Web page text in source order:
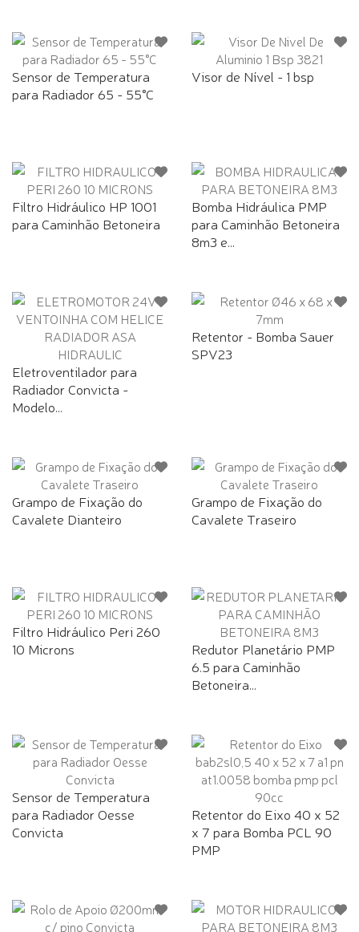
Sensor de Temperatura
para Radiador 65 - 55°C
Visor de Nível - 1 bsp
Filtro Hidráulico HP 1001
para Caminhão Betoneira
Bomba Hidráulica PMP
para Caminhão Betoneira
8m3 e...
Eletroventilador para
Radiador Convicta -
Modelo...
Retentor - Bomba Sauer
SPV23
Grampo de Fixação do
Cavalete Dianteiro
Grampo de Fixação do
Cavalete Traseiro
Filtro Hidráulico Peri 260
10 Microns
Redutor Planetário PMP
6.5 para Caminhão
Betoneira...
Sensor de Temperatura
para Radiador Oesse
Convicta
Retentor do Eixo 40 x 52
x 7 para Bomba PCL 90
PMP